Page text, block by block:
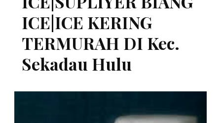
ICE|ICE KERING
TERMURAH DI Kec.
Sekadau Hulu